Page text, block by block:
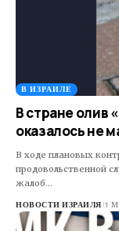
В ИЗРАИЛЕ
В стране олив
оказалось не
В ходе плановых
продовольственной
жалоб…
НОВОСТИ ИЗРАИЛЯ 1